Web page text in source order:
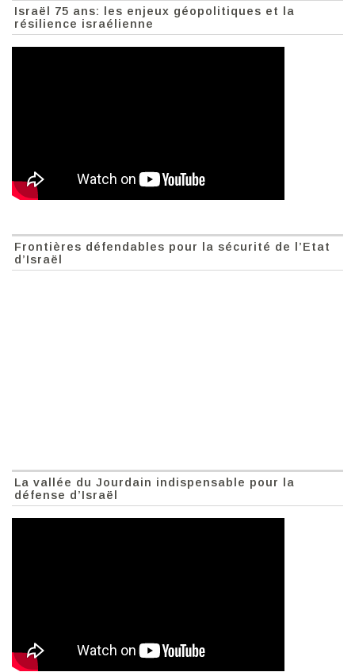
Israël 75 ans: les enjeux géopolitiques et la
résilience israélienne
Frontières défendables pour la sécurité de l’Etat
d’Israël
La vallée du Jourdain indispensable pour la
défense d’Israël